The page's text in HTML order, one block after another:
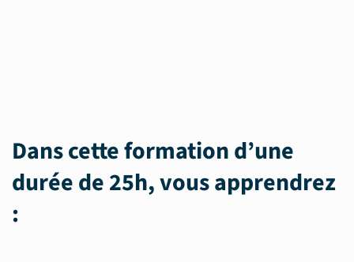
Dans cette formation d’une
durée de 25h, vous apprendrez
: